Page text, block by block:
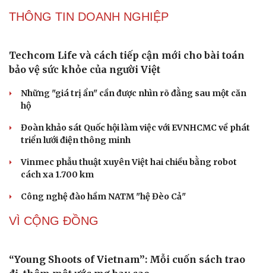
Cải chính
không gian số
sân chơi học đường
Vinhomes Green Paradise được trao chứng nhận thành
Vinmec dẫn đầu mức độ hài lòng về chăm sóc sau điều
THÔNG TIN DOANH NGHIỆP